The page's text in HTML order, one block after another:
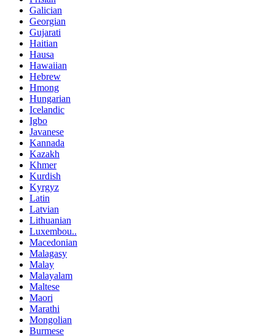
Galician
Georgian
Gujarati
Haitian
Hausa
Hawaiian
Hebrew
Hmong
Hungarian
Icelandic
Igbo
Javanese
Kannada
Kazakh
Khmer
Kurdish
Kyrgyz
Latin
Latvian
Lithuanian
Luxembou..
Macedonian
Malagasy
Malay
Malayalam
Maltese
Maori
Marathi
Mongolian
Burmese